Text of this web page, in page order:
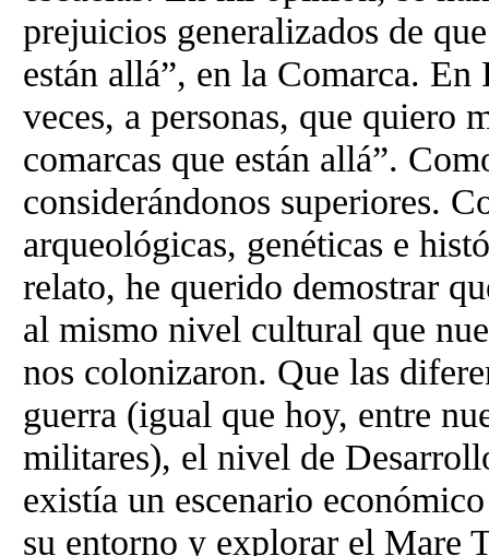
prejuicios generalizados de
están allá”, en la Comarca. En
veces, a personas, que quiero
comarcas que están allá”.
considerándonos superiores.
arqueológicas, genéticas e
relato, he querido demostrar
al mismo nivel cultural que
nos colonizaron. Que las
guerra (igual que hoy, entre
militares), el nivel de
existía un escenario
su entorno y explorar el Mare